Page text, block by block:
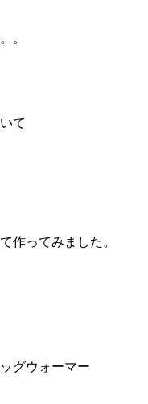
。
て
作ってみました。
グウォーマー